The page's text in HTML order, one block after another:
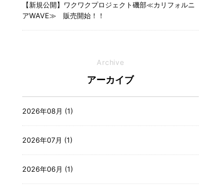
【新規公開】ワクワクプロジェクト磯部≪カリフォルニ
アWAVE≫ 販売開始！！
Archive
アーカイブ
2026年08月 (1)
2026年07月 (1)
2026年06月 (1)